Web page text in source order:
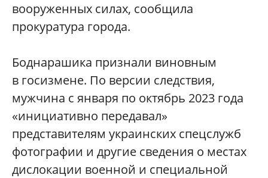
вооруженных силах, сообщила
прокуратура города.
Боднарашика признали виновным
в госизмене. По версии следствия,
мужчина с января по октябрь 2023 года
«инициативно передавал»
представителям украинских спецслужб
фотографии и другие сведения о местах
дислокации военной и специальной